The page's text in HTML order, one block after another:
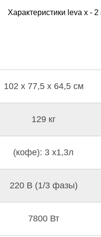
Характеристики leva x - 2
102 x 77,5 x 64,5 см
129 кг
(кофе): 3 х1,3л
220 В (1/3 фазы)
7800 Вт